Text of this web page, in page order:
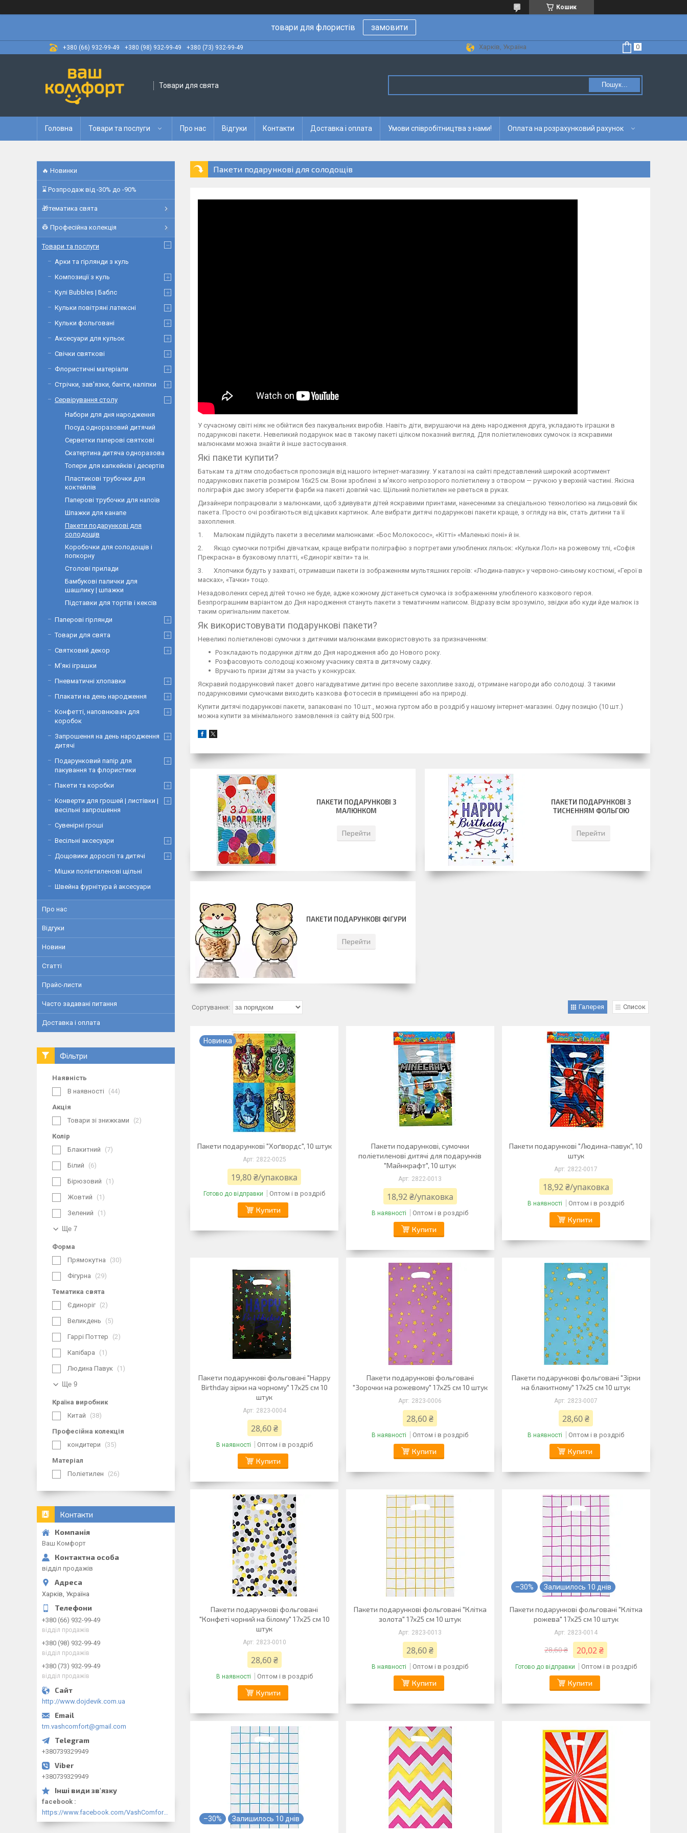
Кошик
товари для флористів замовити
+380 (66) 932-99-49 +380 (98) 932-99-49 +380 (73) 932-99-49 Харків, Україна
Товари для свята Пошук...
Головна Товари та послуги Про нас Відгуки Контакти Доставка і оплата Умови співробітництва з нами! Оплата на розрахунковий рахунок
Пакети подарункові для солодощів
У сучасному світі ніяк не обійтися без пакувальних виробів. Навіть діти, вирушаючи на день народження друга, укладають іграшки в
подарункові пакети. Невеликий подарунок має в такому пакеті цілком показний вигляд. Для поліетиленових сумочок із яскравими
малюнками можна знайти й інше застосування.
Які пакети купити?
Батькам та дітям сподобається пропозиція від нашого інтернет-магазину. У каталозі на сайті представлений широкий асортимент
подарункових пакетів розміром 16х25 см. Вони зроблені з м'якого непрозорого поліетилену з отвором — ручкою у верхній частині. Якісна
поліграфія дає змогу зберегти фарби на пакеті довгий час. Щільний поліетилен не рветься в руках.
Дизайнери попрацювали з малюнками, щоб здивувати дітей яскравими принтами, нанесеними за спеціальною технологією на лицьовий бік
пакета. Просто очі розбігаються від цікавих картинок. Але вибрати дитячі подарункові пакети краще, з огляду на вік, стать дитини та її
захоплення.
1. Малюкам підійдуть пакети з веселими малюнками: «Бос Молокосос», «Кітті» «Маленькі поні» й ін.
2. Якщо сумочки потрібні дівчаткам, краще вибрати поліграфію з портретами улюблених ляльок: «Кульки Лол» на рожевому тлі, «Софія
Прекрасна» в бузковому платті, «Єдиноріг квіти» та ін.
3. Хлопчики будуть у захваті, отримавши пакети із зображенням мультяшних героїв: «Людина-павук» у червоно-синьому костюмі, «Герої в
масках», «Тачки» тощо.
Незадоволених серед дітей точно не буде, адже кожному дістанеться сумочка із зображенням улюбленого казкового героя.
Безпрограшним варіантом до Дня народження стануть пакети з тематичним написом. Відразу всім зрозуміло, звідки або куди йде малюк із
таким оригінальним пакетом.
Як використовувати подарункові пакети?
Невеликі поліетиленові сумочки з дитячими малюнками використовують за призначенням:
Розкладають подарунки дітям до Дня народження або до Нового року.
Розфасовують солодощі кожному учаснику свята в дитячому садку.
Вручають призи дітям за участь у конкурсах.
Яскравий подарунковий пакет довго нагадуватиме дитині про веселе захопливе заході, отримане нагороди або солодощі. З такими
подарунковими сумочками виходить казкова фотосесія в приміщенні або на природі.
Купити дитячі подарункові пакети, запаковані по 10 шт., можна гуртом або в роздріб у нашому інтернет-магазині. Одну позицію (10 шт.)
можна купити за мінімального замовлення із сайту від 500 грн.
ПАКЕТИ ПОДАРУНКОВІ З
МАЛЮНКОМ
Перейти
ПАКЕТИ ПОДАРУНКОВІ З
ТИСНЕННЯМ ФОЛЬГОЮ
Перейти
ПАКЕТИ ПОДАРУНКОВІ ФІГУРИ
Перейти
Галерея Список
Новинка
Пакети подарункові "Хоґвордс", 10 штук
2822-0025
19,80 ₴/упаковка
Готово до відправки Оптом і в роздріб
Купити
Пакети подарункові, сумочки
поліетиленові дитячі для подарунків
"Майнкрафт", 10 штук
2822-0013
18,92 ₴/упаковка
В наявності Оптом і в роздріб
Купити
Пакети подарункові "Людина-павук", 10
штук
2822-0017
18,92 ₴/упаковка
В наявності Оптом і в роздріб
Купити
Пакети подарункові фольговані "Happy
Birthday зірки на чорному" 17х25 см 10
штук
2823-0004
28,60 ₴
В наявності Оптом і в роздріб
Купити
Пакети подарункові фольговані
"Зорочки на рожевому" 17х25 см 10 штук
2823-0006
28,60 ₴
В наявності Оптом і в роздріб
Купити
Пакети подарункові фольговані "Зірки
на блакитному" 17х25 см 10 штук
2823-0007
28,60 ₴
В наявності Оптом і в роздріб
Купити
Пакети подарункові фольговані
"Конфеті чорний на білому" 17х25 см 10
штук
2823-0010
28,60 ₴
В наявності Оптом і в роздріб
Купити
Пакети подарункові фольговані "Клітка
золота" 17х25 см 10 штук
2823-0013
28,60 ₴
В наявності Оптом і в роздріб
Купити
–30% Залишилось 10 днів
Пакети подарункові фольговані "Клітка
рожева" 17х25 см 10 штук
2823-0014
28,60 ₴ 20,02 ₴
Готово до відправки Оптом і в роздріб
Купити
–30% Залишилось 10 днів
🔥 Новинки
⌛ Розпродаж від -30% до -90%
🎁тематика свята
👷 Професійна колекція
Товари та послуги
Арки та гірлянди з куль
Композиції з куль
Кулі Bubbles | Баблс
Кульки повітряні латексні
Кульки фольговані
Аксесуари для кульок
Свічки святкові
Флористичні матеріали
Стрічки, зав'язки, банти, наліпки
Сервірування столу
Набори для дня народження
Посуд одноразовий дитячий
Серветки паперові святкові
Скатертина дитяча одноразова
Топери для капкейків і десертів
Пластикові трубочки для
коктейлів
Паперові трубочки для напоїв
Шпажки для канапе
Пакети подарункові для
солодощів
Коробочки для солодощів і
попкорну
Столові прилади
Бамбукові палички для
шашлику | шпажки
Підставки для тортів і кексів
Паперові гірлянди
Товари для свята
Святковий декор
М'які іграшки
Пневматичні хлопавки
Плакати на день народження
Конфетті, наповнювач для
коробок
Запрошення на день народження
дитячі
Подарунковий папір для
пакування та флористики
Пакети та коробки
Конверти для грошей | листівки |
весільні запрошення
Сувенірні гроші
Весільні аксесуари
Дощовики дорослі та дитячі
Мішки поліетиленові щільні
Швейна фурнітура й аксесуари
Про нас
Відгуки
Новини
Статті
Прайс-листи
Часто задавані питання
Доставка і оплата
Фільтри
Наявність
В наявності
44
Акція
Товари зі знижками
2
Колір
Блакитний
7
Білий 6
Бірюзовий 1
Жовтий 1
Зелений 1
Ще 7
Форма
Прямокутна
30
Фігурна 29
Тематика свята
Єдиноріг
2
Великдень 5
Гаррі Поттер 2
Капібара 1
Людина Павук 1
Ще 9
Країна виробник
Китай
38
Професійна колекція
кондитери
35
Матеріал
Поліетилен
26
Контакти
Ваш Комфорт
відділ продажів
Харків, Україна
+380 (66) 932-99-49
відділ продажів
+380 (98) 932-99-49
відділ продажів
+380 (73) 932-99-49
відділ продажів
http://www.dojdevik.com.ua
tm.vashcomfort@gmail.com
+380739329949
+380739329949
facebook
https://www.facebook.com/VashComfort.ua/